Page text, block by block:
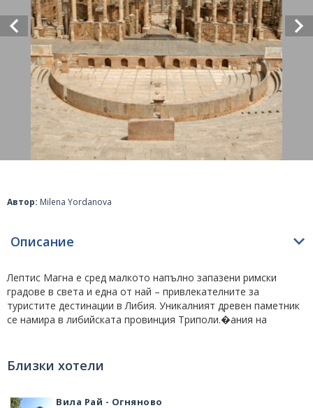
Автор: Milena Yordanova
Описание
Лептис Магна е сред малкото напълно запазени римски
градове в света и една от най – привлекателните за
туристите дестинации вЛибия. Уникалният древен паметник
се намира в либийската провинция Триполи.�ания на
търговско средище от древното минало – Лептис Магна е
Лептис Магна е основан през X век пр. Хр. Като търговска
Близки хотели
Вила Рай - Огняново